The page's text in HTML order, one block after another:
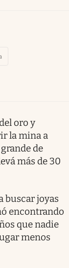
oro y
la mina a
de
más de 30
buscar joyas
encontrando
que nadie
menos